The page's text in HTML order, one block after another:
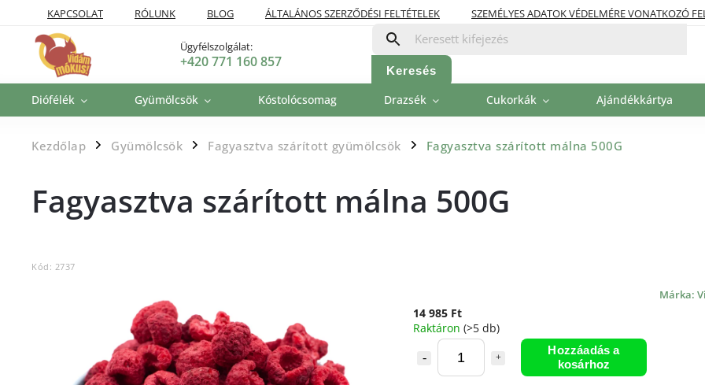
KAPCSOLAT RÓLUNK BLOG ÁLTALÁNOS SZERZŐDÉSI FELTÉTELEK
SZEMÉLYES ADATOK VÉDELMÉRE VONATKOZÓ
SZÁLLÍTÁSI POLITIKA
FIZETÉSI LEHETŐSÉGEK
Ügyfélszolgálat:
+420 771 160 857
Keresés
Diófélék Gyümölcsök Kóstolócsomag Drazsék Cukorkák Ajándékkártya
Kezdőlap / Gyümölcsök / Fagyasztva szárított gyümölcsök / Fagyasztva szárított málna 500G
Fagyasztva szárított málna 500G
Kód: 2737
Márka:
14 985 Ft
Raktáron (>5 db)
Hozzáadás a
kosárhoz